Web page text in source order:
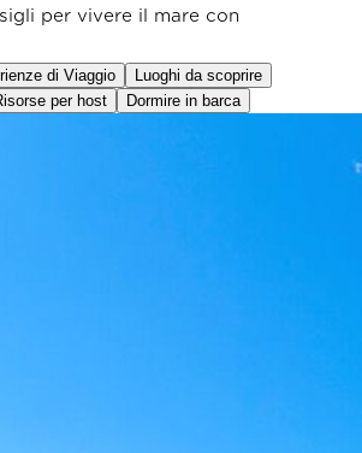
per vivere il mare con
di Viaggio
Luoghi da scoprire
per host Dormire in barca